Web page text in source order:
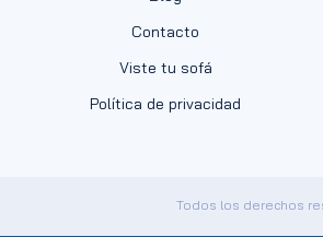
Contacto
Viste tu sofá
Política de privacidad
Todos los derechos